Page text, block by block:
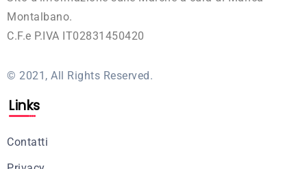
Montalbano.
C.F.e P.IVA IT02831450420
© 2021, All Rights Reserved.
Links
Contatti